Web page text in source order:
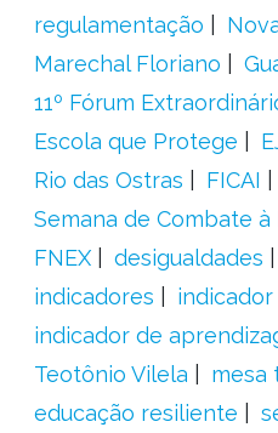
regulamentação
Marechal Floriano
11º Fórum
Escola que Protege
Rio das Ostras
FICAI
Semana de Combate
FNEX
desigualdades
indicadores
indicador de
Teotônio Vilela
mesa
educação resiliente